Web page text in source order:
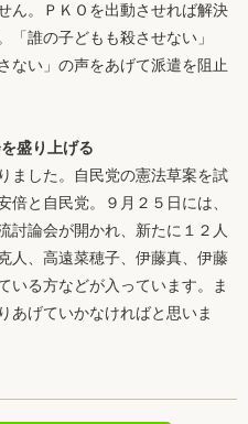
ん。ＰＫＯを出動させれば解決
誰の子どもも殺させない」
ない」の声をあげて派遣を阻止
盛り上げる
ました。自民党の憲法草案を試
と自民党。９月２５日には、
討論会が開かれ、新たに１２人
人、高遠菜穂子、伊藤真、伊藤
いる方などが入っています。ま
あげていかなければと思いま